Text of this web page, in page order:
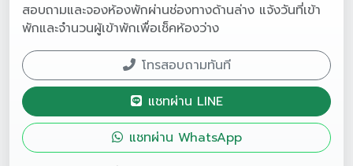
สอบถามและจองห้องพักผ่านช่องทางด้านล่าง แจ้งวันที่เข้า
พักและจำนวนผู้เข้าพักเพื่อเช็คห้องว่าง
โทรสอบถามทันที
แชทผ่าน LINE
แชทผ่าน WhatsApp